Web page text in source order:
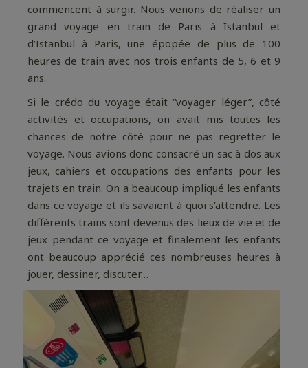
commencent à surgir. Nous venons de réaliser un
grand voyage en train de Paris à Istanbul et
d’Istanbul à Paris, une épopée de plus de 100
heures de train avec nos trois enfants de 5, 6 et 9
ans.
Si le crédo du voyage était “voyager léger”, côté
activités et occupations, on avait mis toutes les
chances de notre côté pour ne pas regretter le
voyage. Nous avions donc consacré un sac à dos aux
jeux, cahiers et occupations des enfants pour les
trajets en train. On a beaucoup impliqué les enfants
dans ce voyage et ils savaient à quoi s’attendre. Les
différents trains sont devenus des lieux de vie et de
jeux pendant ce voyage et finalement les enfants
ont beaucoup apprécié ces nombreuses heures à
jouer, dessiner, discuter…